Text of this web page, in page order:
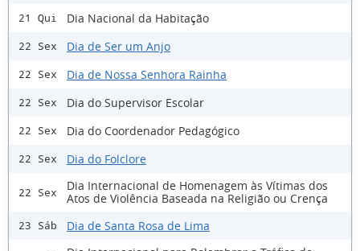
21 Qui Dia Nacional da Habitação
22 Sex Dia de Ser um Anjo
22 Sex Dia de Nossa Senhora Rainha
22 Sex Dia do Supervisor Escolar
22 Sex Dia do Coordenador Pedagógico
22 Sex Dia do Folclore
22 Sex
Dia Internacional de Homenagem às Vítimas dos
Atos de Violência Baseada na Religião ou Crença
23 Sáb Dia de Santa Rosa de Lima